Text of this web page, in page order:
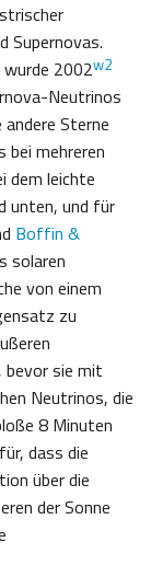
Supernovas.
2002w2
Neutrinos
Sterne
mehreren
dem leichte
unten, und für
Boffin &
solaren
von einem
zu
bevor sie mit
Neutrinos, die
8 Minuten
dass die
über die
der Sonne